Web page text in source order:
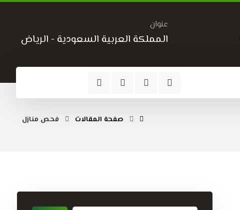
عنوان
المملكة العربية السعودية - الرياض
صفحة المقالات فحص منازل